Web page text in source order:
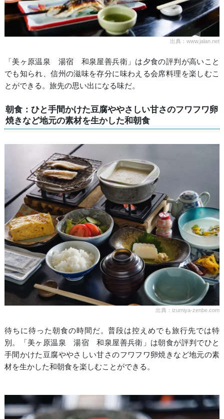
出典：www.jalan.net
「美ヶ原温泉 湯宿 和泉屋善兵衛」は夕食の評判が高いこと
でも知られ、信州の滋味を存分に味わえる会席料理を楽しむこ
とができる。旅先の思い出になる味だ。
朝食：ひと手間かけた豆腐ややさしい甘さのフワフワ卵
焼きなど地元の素材を生かした和朝食
出典：izumiya-zenbe.com
待ちに待った朝食の時間だ。普段は控えめでも旅行先では特
別。「美ヶ原温泉 湯宿 和泉屋善兵衛」は朝食が評判でひと
手間かけた豆腐ややさしい甘さのフワフワ卵焼きなど地元の素
材を生かした和朝食を楽しむことができる。